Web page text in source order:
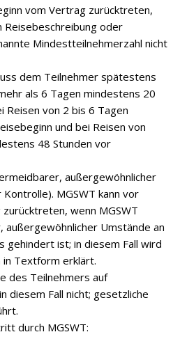
vom Vertrag zurücktreten,
Reisebeschreibung oder
Mindestteilnehmerzahl nicht
dem Teilnehmer spätestens
als 6 Tagen mindestens 20
Reisen von 2 bis 6 Tagen
und bei Reisen von
48 Stunden vor
außergewöhnlicher
MGSWT kann vor
wenn MGSWT
außergewöhnlicher Umstände an
gehindert ist; in diesem Fall wird
in Textform erklärt.
des Teilnehmers auf
diesem Fall nicht; gesetzliche
durch MGSWT: